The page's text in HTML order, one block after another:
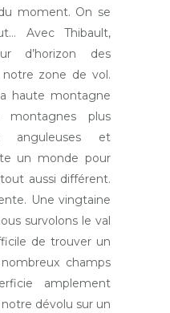
moment. On se
Avec Thibault,
d’horizon des
zone de vol.
haute montagne
montagnes plus
anguleuses et
un monde pour
aussi différent.
Une vingtaine
survolons le val
de trouver un
champs
amplement
dévolu sur un